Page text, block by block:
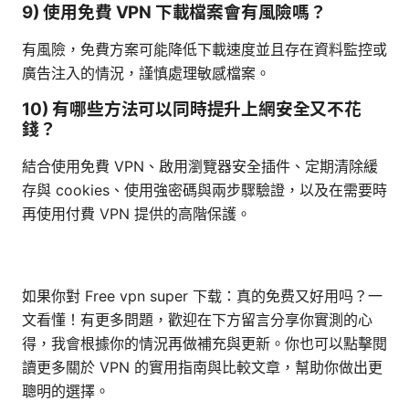
9) 使用免費 VPN 下載檔案會有風險嗎？
有風險，免費方案可能降低下載速度並且存在資料監控或
廣告注入的情況，謹慎處理敏感檔案。
10) 有哪些方法可以同時提升上網安全又不花
錢？
結合使用免費 VPN、啟用瀏覽器安全插件、定期清除緩
存與 cookies、使用強密碼與兩步驟驗證，以及在需要時
再使用付費 VPN 提供的高階保護。
如果你對 Free vpn super 下载：真的免费又好用吗？一
文看懂！有更多問題，歡迎在下方留言分享你實測的心
得，我會根據你的情況再做補充與更新。你也可以點擊閱
讀更多關於 VPN 的實用指南與比較文章，幫助你做出更
聰明的選擇。